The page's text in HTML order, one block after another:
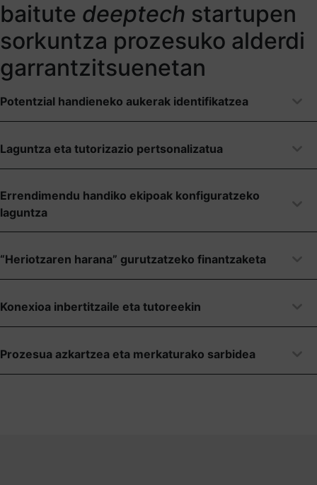
baitute deeptech startupen
sorkuntza prozesuko alderdi
garrantzitsuenetan
Potentzial handieneko aukerak identifikatzea
Laguntza eta tutorizazio pertsonalizatua
Errendimendu handiko ekipoak konfiguratzeko
laguntza
“Heriotzaren harana” gurutzatzeko finantzaketa
Konexioa inbertitzaile eta tutoreekin
Prozesua azkartzea eta merkaturako sarbidea